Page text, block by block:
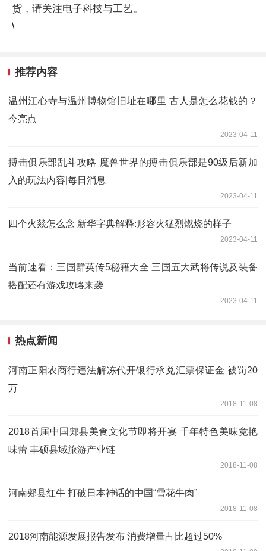
货，请关注电子科技与工艺。
\
推荐内容
温州江心寺与温州博物馆旧址在哪里 古人是怎么花钱的？
今亮点
2023-04-11
搏击俱乐部乱斗攻略 魔兽世界的搏击俱乐部是90级后新加
入的玩法内容|每日消息
2023-04-11
四个火燚怎么念 新华字典解释:形容火猛烈燃烧的样子
2023-04-11
当前速看：三国群英传5秘籍大全 三国五大武将传说及装备
搭配还有游戏攻略来袭
2023-04-11
热点新闻
河南正阳农商行违法解冻代开银行承兑汇票保证金 被罚20
万
2018-11-08
2018首届中国郏县美食文化节即将开宴 千年特色美味竞艳
味蕾 丰硕县域旅游产业链
2018-11-08
河南郏县红牛 打破日本神话的中国“雪花牛肉”
2018-11-08
2018河南能源发展报告发布 消费增量占比超过50%